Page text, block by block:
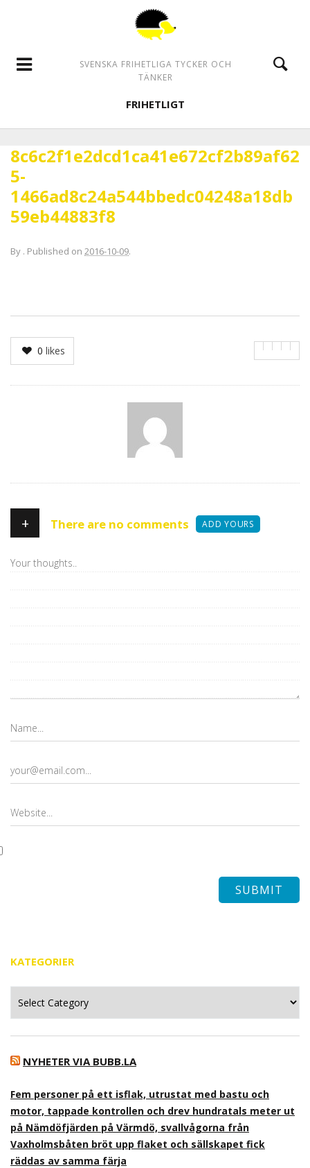
SVENSKA FRIHETLIGA TYCKER OCH
TÄNKER
FRIHETLIGT
8c6c2f1e2dcd1ca41e672cf2b89af62
5-
1466ad8c24a544bbedc04248a18db
59eb44883f8
By . Published on 2016-10-09.
0 likes
+ There are no comments ADD YOURS
KATEGORIER
NYHETER VIA BUBB.LA
Fem personer på ett isflak, utrustat med bastu och
motor, tappade kontrollen och drev hundratals meter ut
på Nämdöfjärden på Värmdö, svallvågorna från
Vaxholmsbåten bröt upp flaket och sällskapet fick
räddas av samma färja